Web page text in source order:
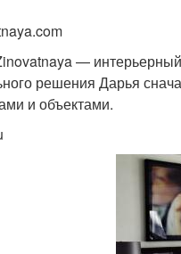
— интерьерный
решения Дарья
и объектами.